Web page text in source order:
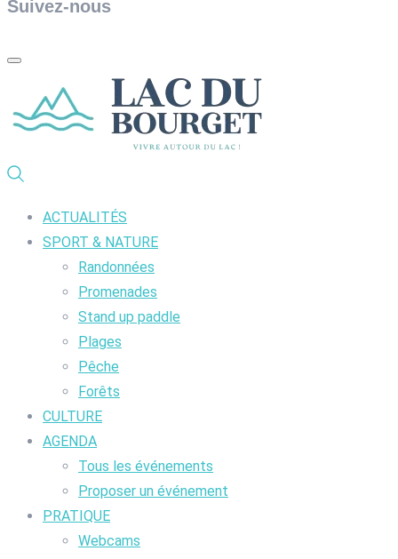
Suivez-nous
ACTUALITÉS
SPORT & NATURE
Randonnées
Promenades
Stand up paddle
Plages
Pêche
Forêts
CULTURE
AGENDA
Tous les événements
Proposer un événement
PRATIQUE
Webcams